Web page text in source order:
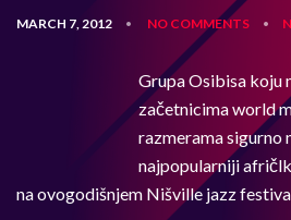
MARCH 7, 2012 • NO COMMENTS •
Grupa Osibisa koju
začetnicima world
razmerama sigurno
najpopularniji
na ovogodišnjem Nišville jazz